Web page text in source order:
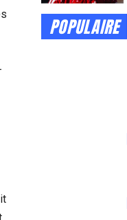
POPULAIRE